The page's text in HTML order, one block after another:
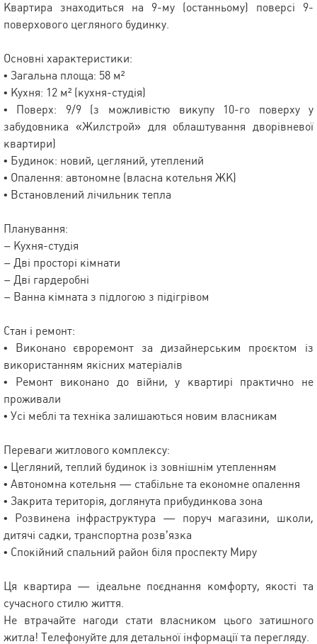
Квартира знаходиться на 9-му (останньому) поверсі 9-
поверхового цегляного будинку.
Основні характеристики:
• Загальна площа: 58 м²
• Кухня: 12 м² (кухня-студія)
• Поверх: 9/9 (з можливістю викупу 10-го поверху у
забудовника «Жилстрой» для облаштування дворівневої
квартири)
• Будинок: новий, цегляний, утеплений
• Опалення: автономне (власна котельня ЖК)
• Встановлений лічильник тепла
Планування:
– Кухня-студія
– Дві просторі кімнати
– Дві гардеробні
– Ванна кімната з підлогою з підігрівом
Стан і ремонт:
• Виконано євроремонт за дизайнерським проєктом із
використанням якісних матеріалів
• Ремонт виконано до війни, у квартирі практично не
проживали
• Усі меблі та техніка залишаються новим власникам
Переваги житлового комплексу:
• Цегляний, теплий будинок із зовнішнім утепленням
• Автономна котельня — стабільне та економне опалення
• Закрита територія, доглянута прибудинкова зона
• Розвинена інфраструктура — поруч магазини, школи,
дитячі садки, транспортна розв’язка
• Спокійний спальний район біля проспекту Миру
Ця квартира — ідеальне поєднання комфорту, якості та
сучасного стилю життя.
Не втрачайте нагоди стати власником цього затишного
житла! Телефонуйте для детальної інформації та перегляду.